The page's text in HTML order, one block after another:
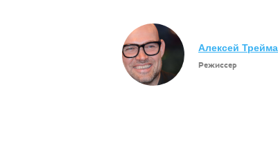
Алексей
Режиссер